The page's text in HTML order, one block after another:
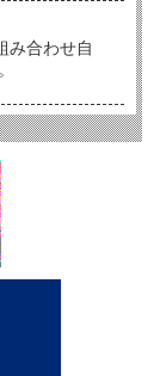
み合わせ自